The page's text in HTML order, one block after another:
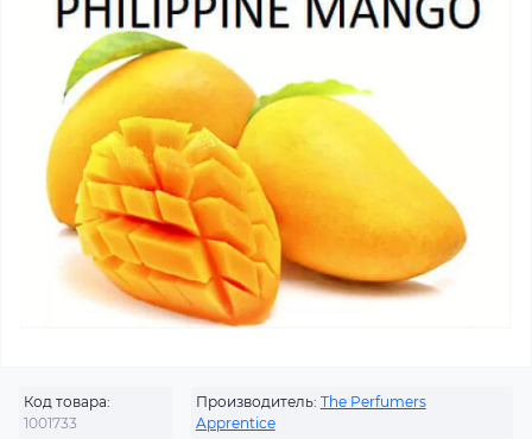
Код товара:
1001733
Производитель: The Perfumers
Apprentice